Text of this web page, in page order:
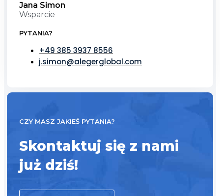
Jana Simon
Wsparcie
PYTANIA?
+49 385 3937 8556
j.simon@alegerglobal.com
CZY MASZ JAKIEŚ PYTANIA?
Skontaktuj się z nami
już dziś!